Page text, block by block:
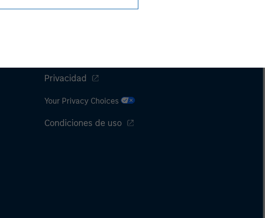
Privacidad
Your Privacy Choices
Condiciones de uso